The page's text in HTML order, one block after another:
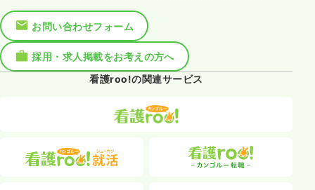
お問い合わせフォーム
採用・求人掲載をお考えの方へ
看護roo!の関連サービス